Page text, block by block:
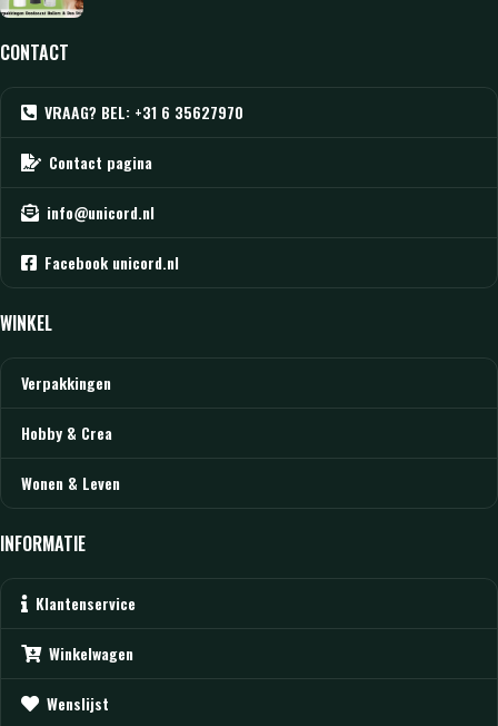
CONTACT
VRAAG? BEL: +31 6 35627970
Contact pagina
info@unicord.nl
Facebook unicord.nl
WINKEL
Verpakkingen
Hobby & Crea
Wonen & Leven
INFORMATIE
Klantenservice
Winkelwagen
Wenslijst